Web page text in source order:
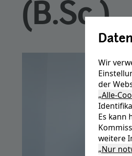
Wir
der
„Alle-
Es kann
weitere
„Nur
(B.Sc.)